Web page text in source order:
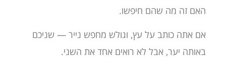
האם זה מה שהם חיפשו.
אם אתה כותב על עץ, וגולש מחפש נייר — שניכם
באותה יער, אבל לא רואים אחד את השני.